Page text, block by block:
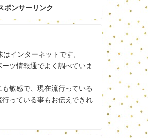
ポンサーリンク
インターネットです。
ツ情報通でよく調べていま
も敏感で、現在流行っている
行っている事もお伝えできれ